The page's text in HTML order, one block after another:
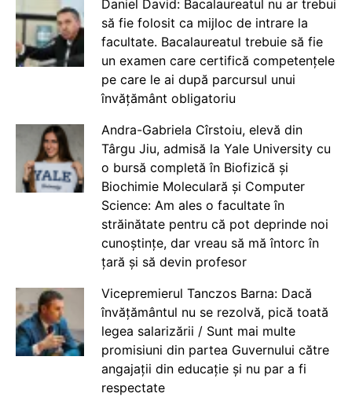
Daniel David: Bacalaureatul nu ar trebui
să fie folosit ca mijloc de intrare la
facultate. Bacalaureatul trebuie să fie
un examen care certifică competențele
pe care le ai după parcursul unui
învățământ obligatoriu
Andra-Gabriela Cîrstoiu, elevă din
Târgu Jiu, admisă la Yale University cu
o bursă completă în Biofizică și
Biochimie Moleculară și Computer
Science: Am ales o facultate în
străinătate pentru că pot deprinde noi
cunoștințe, dar vreau să mă întorc în
țară și să devin profesor
Vicepremierul Tanczos Barna: Dacă
învățământul nu se rezolvă, pică toată
legea salarizării / Sunt mai multe
promisiuni din partea Guvernului către
angajații din educație și nu par a fi
respectate